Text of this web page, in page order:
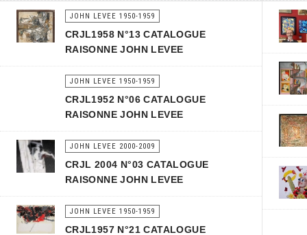
JOHN LEVEE 1950-1959
CRJL1958 N°13 CATALOGUE
RAISONNE JOHN LEVEE
JOHN LEVEE 1950-1959
CRJL1952 N°06 CATALOGUE
RAISONNE JOHN LEVEE
JOHN LEVEE 2000-2009
CRJL 2004 N°03 CATALOGUE
RAISONNE JOHN LEVEE
JOHN LEVEE 1950-1959
CRJL1957 N°21 CATALOGUE